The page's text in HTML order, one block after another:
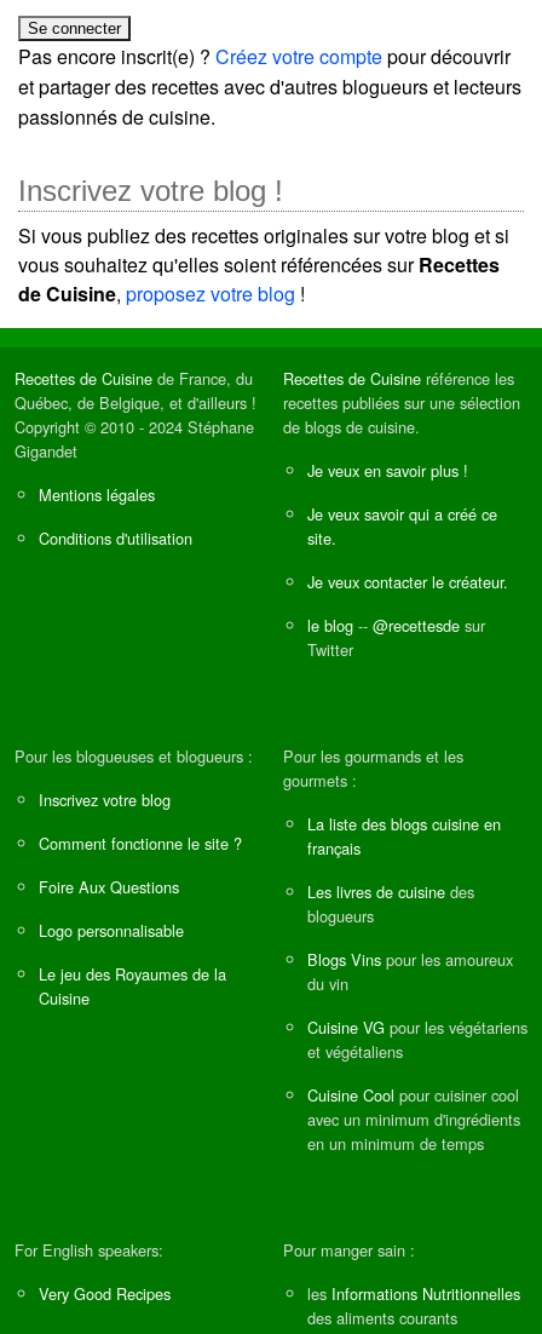
Pas encore inscrit(e) ? Créez votre comptepour découvrir
et partager des recettes avec d'autres blogueurs et lecteurs
passionnés de cuisine.
Inscrivez votre blog !
Si vous publiez des recettes originales sur votre blog et si
vous souhaitez qu'elles soient référencées surRecettes
de Cuisine, proposez votre blog !
Recettes de Cuisine de France, du
Québec, de Belgique, et d'ailleurs !
Copyright © 2010 - 2024 Stéphane
Gigandet
Mentions légales
Conditions d'utilisation
Recettes de Cuisine référence les
recettes publiées sur une sélection
de blogs de cuisine.
Je veux en savoir plus !
Je veux savoir qui a créé ce
site.
Je veux contacter le créateur.
le blog -- @recettesde sur
Twitter
Pour les blogueuses et blogueurs :
Inscrivez votre blog
Comment fonctionne le site ?
Foire Aux Questions
Logo personnalisable
Le jeu des Royaumes de la
Cuisine
Pour les gourmands et les
gourmets :
La liste des blogs cuisine en
français
Les livres de cuisine des
blogueurs
Blogs Vins pour les amoureux
du vin
Cuisine VG pour les végétariens
et végétaliens
Cuisine Cool pour cuisiner cool
avec un minimum d'ingrédients
en un minimum de temps
For English speakers:
Very Good Recipes
Pour manger sain :
les Informations Nutritionnelles
des aliments courants